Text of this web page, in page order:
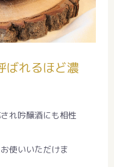
ばれるほど濃
れ吟醸酒にも相性
使いいただけま